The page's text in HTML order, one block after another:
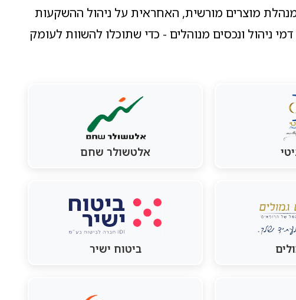
מוצרים מורשית, האחראית על ניהול ההשקעות
ונכסים מנוהלים - כדי שתוכלו להשוות לעומק
אלטשולר שחם
ביטוח ישיר